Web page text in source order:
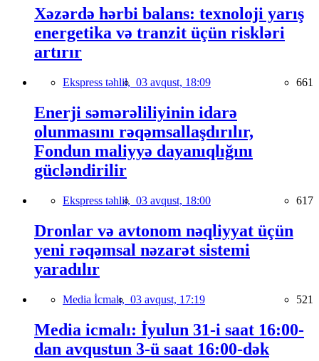
Xəzərdə hərbi balans: texnoloji yarış
energetika və tranzit üçün riskləri
artırır
Ekspress təhlil, 03 avqust, 18:09 661
Enerji səmərəliliyinin idarə
olunmasını rəqəmsallaşdırılır,
Fondun maliyyə dayanıqlığını
gücləndirilir
Ekspress təhlil, 03 avqust, 18:00 617
Dronlar və avtonom nəqliyyat üçün
yeni rəqəmsal nəzarət sistemi
yaradılır
Media İcmalı, 03 avqust, 17:19 521
Media icmalı: İyulun 31-i saat 16:00-
dan avqustun 3-ü saat 16:00-dək